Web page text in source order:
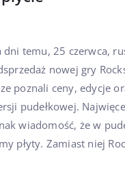
temu, 25 czerwca,
nowej gry
poznali ceny, edycje
pudełkowej.
wiadomość, że w
płyty. Zamiast niej